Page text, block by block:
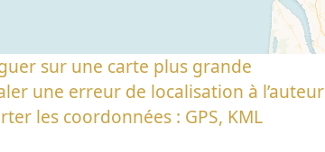
sur une carte plus grande
une erreur de localisation à l’auteur
les coordonnées : GPS, KML